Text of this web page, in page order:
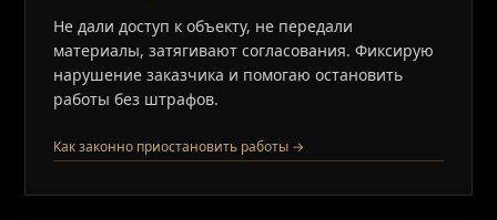
Не дали доступ к объекту, не передали
материалы, затягивают согласования. Фиксирую
нарушение заказчика и помогаю остановить
работы без штрафов.
Как законно приостановить работы →